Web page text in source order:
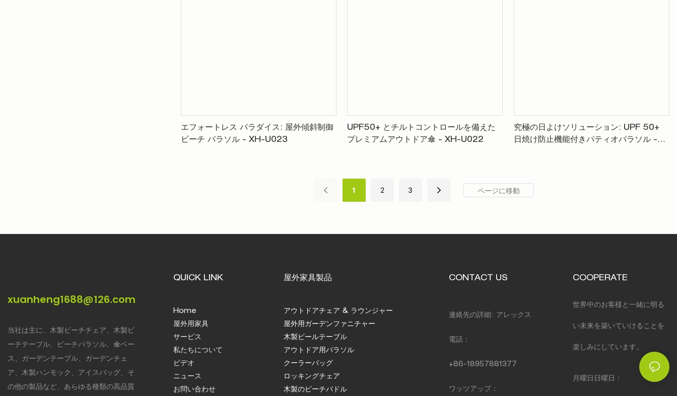
エフォートレス パラダイス: 屋外傾斜制御
ビーチ パラソル - XH-U023
UPF50+ とチルトコントロールを備えた
プレミアムアウトドア傘 - XH-U022
究極の日よけソリューション: UPF 50+
日焼け防止機能付きパティオパラソル -
1 2 3
xuanheng1688@126.com
当社は主に、木製ビーチチェア、木製ビ
ーチテーブル、ビーチパラソル、傘ベー
ス、ガーデンテーブル、ガーデンチェ
ア、木製ハンモック、アイスバッグ、そ
の他の製品など、あらゆる種類の高品質
QUICK LINK
Home
屋外用家具
サービス
私たちについて
ビデオ
ニュース
お問い合わせ
屋外家具製品
アウトドアチェア & ラウンジャー
屋外用ガーデンファニチャー
木製ビールテーブル
アウトドア用パラソル
クーラーバッグ
ロッキングチェア
木製のビーチパドル
CONTACT US
連絡先の詳細: アレックス
電話：
+86-18957881377
ワッツアップ：
COOPERATE
世界中のお客様と一緒に明る
い未来を築いていけることを
楽しみにしています。
月曜日日曜日：